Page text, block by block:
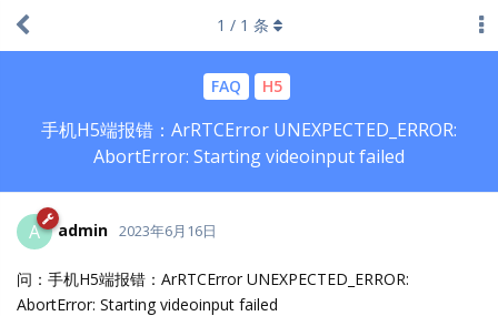
FAQ H5
手机H5端报错：ArRTCError UNEXPECTED_ERROR:
AbortError: Starting videoinput failed
1 / 1 条
A admin 2023年6月16日
问：手机H5端报错：ArRTCError UNEXPECTED_ERROR:
AbortError: Starting videoinput failed